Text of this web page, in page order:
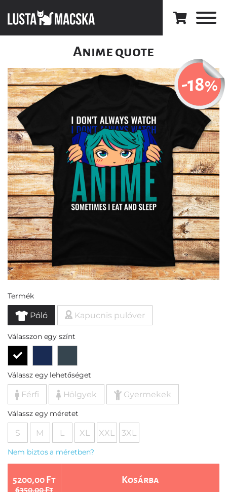
Anime quote
-18%
Termék
Póló Kapucnis pulóver
Válasszon egy színt
Válassz egy lehetőséget
Férfi Hölgyek Gyermekek
Válassz egy méretet
S M L XL XXL 3XL
Nem biztos a méretben?
5200,00 Ft
6350,00 Ft
Kosárba